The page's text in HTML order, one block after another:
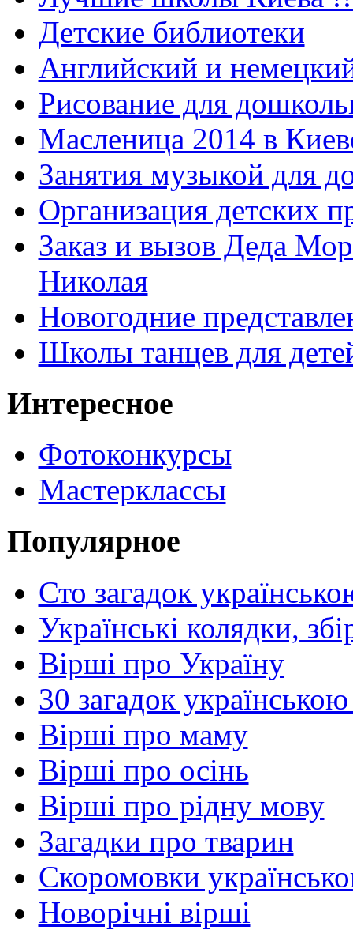
Детские библиотеки
Английский и
Рисование для
Масленица 2014 в
Занятия музыкой для
Организация детских
Заказ и вызов Деда
Николая
Новогодние
Школы танцев для
Интересное
Фотоконкурсы
Мастерклассы
Популярное
Сто загадок
Українські колядки,
Вірші про Україну
30 загадок
Вірші про маму
Вірші про осінь
Вірші про рідну мову
Загадки про тварин
Скоромовки
Новорічні вірші